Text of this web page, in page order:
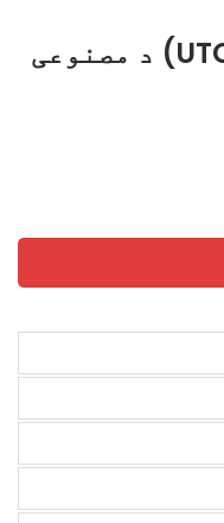
(02-04-2026 07:30 UTC) د مصنوعی